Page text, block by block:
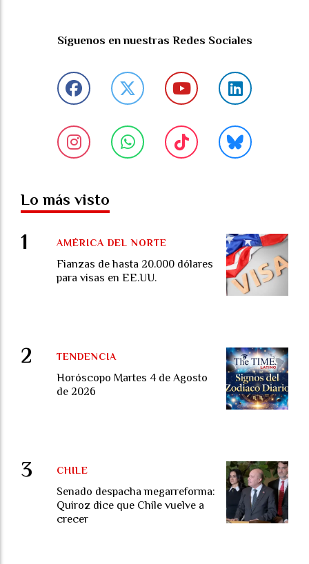
Síguenos en nuestras Redes Sociales
Lo más visto
Fianzas de hasta 20.000 dólares
para visas en EE.UU.
AMÉRICA DEL NORTE
Horóscopo Martes 4 de Agosto
de 2026
TENDENCIA
Senado despacha megarreforma:
Quiroz dice que Chile vuelve a
crecer
CHILE